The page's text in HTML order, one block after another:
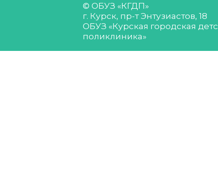
© ОБУЗ «КГДП»
г. Курск, пр-т Энтузиастов, 18
ОБУЗ «Курская городская
поликлиника»